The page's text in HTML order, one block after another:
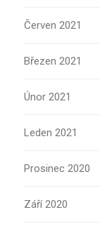
Červen 2021
Březen 2021
Únor 2021
Leden 2021
Prosinec 2020
Září 2020